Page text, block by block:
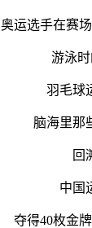
奥运选手在赛
游泳
羽毛球
脑海里那
回
中国
夺得40枚金